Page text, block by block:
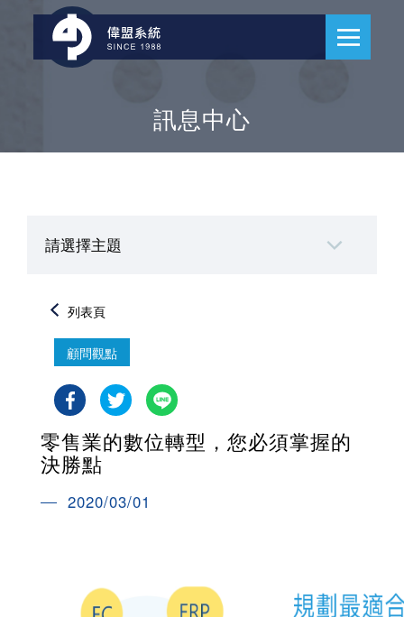
訊息中心
請選擇主題
列表頁
顧問觀點
零售業的數位轉型，您必須掌握的
決勝點
2020/03/01